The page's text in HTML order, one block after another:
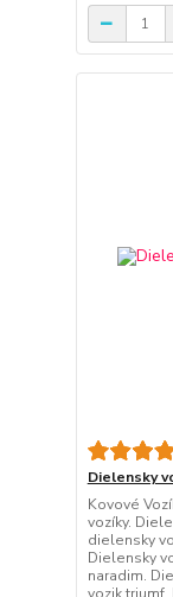
Dielensky
Kovové
vozíky.
dielensky
Dielensky
naradim.
vozik